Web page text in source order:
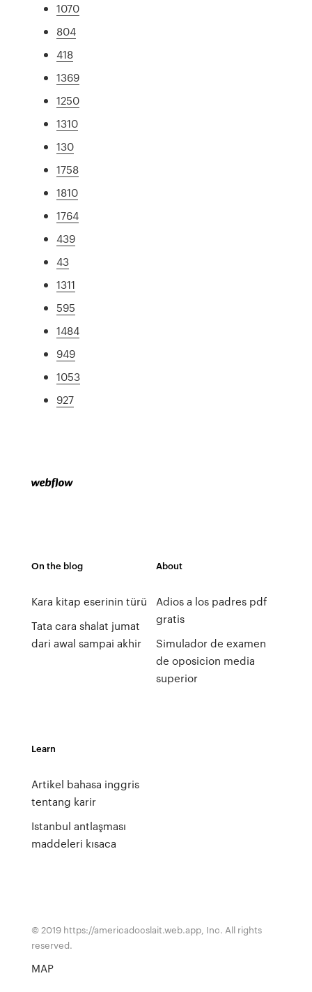
1070
804
418
1369
1250
1310
130
1758
1810
1764
439
43
1311
595
1484
949
1053
927
On the blog
Kara kitap eserinin türü
Tata cara shalat jumat
dari awal sampai akhir
About
Adios a los padres pdf
gratis
Simulador de examen
de oposicion media
superior
Learn
Artikel bahasa inggris
tentang karir
Istanbul antlaşması
maddeleri kısaca
© 2019 https://americadocslait.web.app, Inc. All rights
reserved.
MAP